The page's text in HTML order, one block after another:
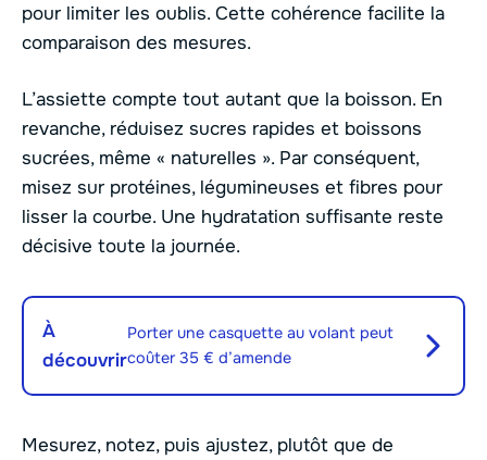
pour limiter les oublis. Cette cohérence facilite la
comparaison des mesures.
L’assiette compte tout autant que la boisson. En
revanche, réduisez sucres rapides et boissons
sucrées, même « naturelles ». Par conséquent,
misez sur protéines, légumineuses et fibres pour
lisser la courbe. Une hydratation suffisante reste
décisive toute la journée.
À
découvrir
Porter une casquette au volant peut
coûter 35 € d’amende
Mesurez, notez, puis ajustez, plutôt que de